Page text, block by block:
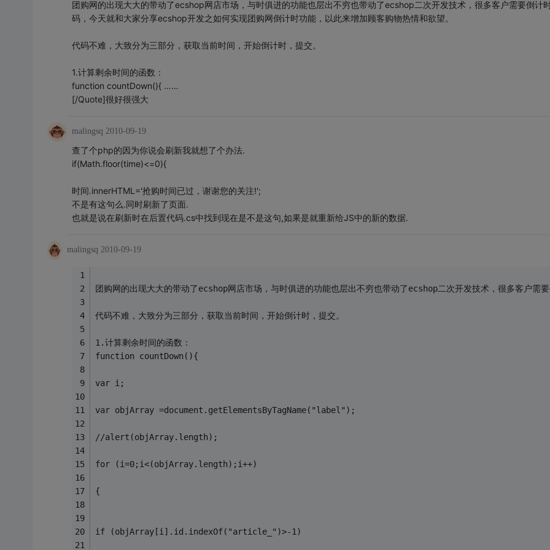
团购网的出现大大的带动了ecshop网店市场，与时俱进的功能也层出不穷也带动了ecshop二次开发技术，很多客户需要倒计
码，今天就和大家分享ecshop开发之如何实现团购网倒计时功能，以此来增加顾客购物热情和欲望。
代码不难，大致分为三部分，获取当前时间，开始倒计时，提交。
1.计算剩余时间的函数：
function countDown(){ ……
[/Quote]很好很强大
malingsq 2010-09-19
查了个php的因为你说会刷新我就想了个办法.
if(Math.floor(time)<=0){
时间.innerHTML='抢购时间已过，谢谢您的关注!';
不是有这句么.同时刷新了页面.
也就是说在刷新时在后置代码.cs中找到现在是不是这句,如果是就重新给JS中的新的数据.
malingsq 2010-09-19
团购网的出现大大的带动了ecshop网店市场，与时俱进的功能也层出不穷也带动了ecshop二次开发技术，很多客户
代码不难，大致分为三部分，获取当前时间，开始倒计时，提交。
1.计算剩余时间的函数：
function countDown(){
var i;
var objArray =document.getElementsByTagName("label");
//alert(objArray.length);
for (i=0;i<(objArray.length);i++)
{
if (objArray[i].id.indexOf("article_")>-1)